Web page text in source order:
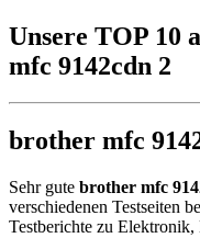
Unsere TOP 10
mfc 9142cdn 2
brother mfc
Sehr gute brother mfc
verschiedenen Testseiten
Testberichte zu Elektronik,